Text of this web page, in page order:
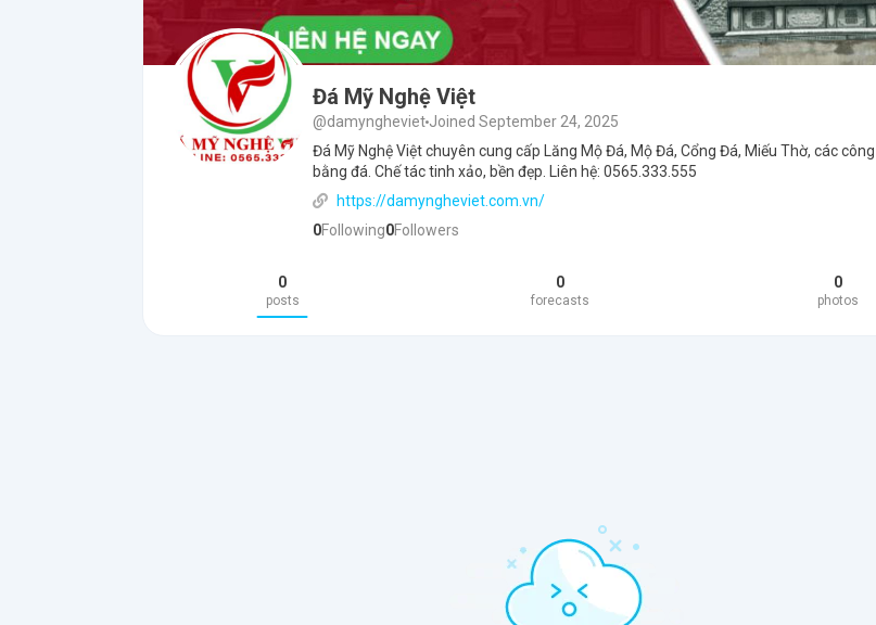
Đá Mỹ Nghệ Việt
@damyngheviet Joined September 24, 2025
Đá Mỹ Nghệ Việt chuyên cung cấp Lăng Mộ Đá, Mộ Đá, Cổng Đá, Miếu Thờ, các
bằng đá. Chế tác tinh xảo, bền đẹp. Liên hệ: 0565.333.555
https://damyngheviet.com.vn/
0Following0Followers
0
posts
0
forecasts
0
photos
Oops! You’re not logged in
You need to log in to view the content on this
profile. Come join us to see more!